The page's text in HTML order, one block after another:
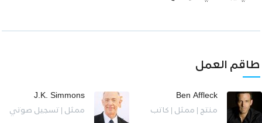
طاقم العمل
Ben Affleck
منتج | ممثل | كاتب
J.K. Simmons
ممثل | تسجيل صوتي